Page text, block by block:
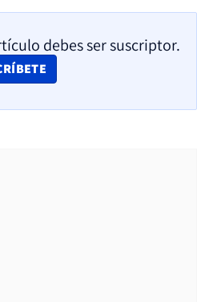
debes ser suscriptor.
IN NEW WINDOW